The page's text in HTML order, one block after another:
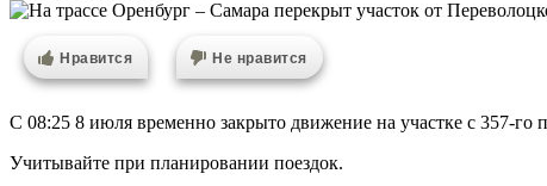
Нравится Не нравится
С 08:25 8 июля временно закрыто движение на участке с 357-
Учитывайте при планировании поездок.